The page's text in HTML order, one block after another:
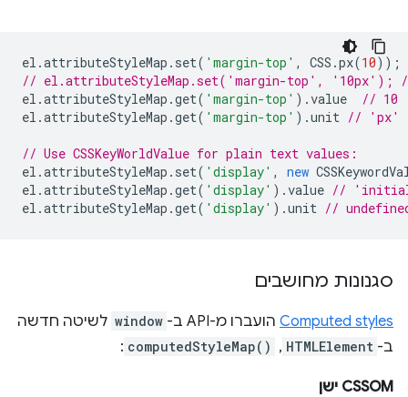
el .attributeStyleMap . set( 'margin-top' , CSS .px(10));
// el.attributeStyleMap.set('margin-top', '10px');
el .attributeStyleMap .get( 'margin-top' ).value
// 10
el .attributeStyleMap .get( 'margin-top' ).unit // 'px'
// Use CSSKeyWorldValue for plain text values:
el .attributeStyleMap . set( 'display' , new
el .attributeStyleMap .get( 'display' ).value //
el .attributeStyleMap .get( 'display' ).unit //
סגנונות מחושבים
Computed styles הועברו מ-API ב- window לשיטה חדשה
ב- HTMLElement
,
computedStyleMap()
:
CSSOM ישן